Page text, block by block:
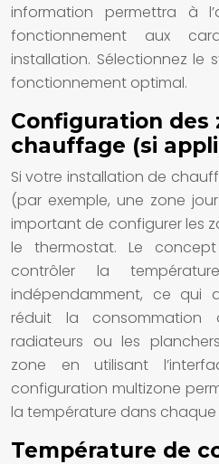
information permettra à
fonctionnement aux
installation. Sélectionnez le
fonctionnement optimal.
Configuration des
chauffage (si
Si votre installation de
(par exemple, une zone
important de configurer les
le thermostat. Le
contrôler la
indépendamment, ce qui
réduit la consommation
radiateurs ou les
zone en utilisant
configuration multizone
la température dans chaque
Température de